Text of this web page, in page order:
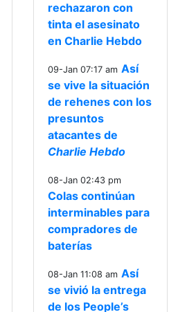
rechazaron con
tinta el asesinato
en Charlie Hebdo
09-Jan 07:17 am Así
se vive la situación
de rehenes con los
presuntos
atacantes de
Charlie Hebdo
08-Jan 02:43 pm
Colas continúan
interminables para
compradores de
baterías
08-Jan 11:08 am Así
se vivió la entrega
de los People’s